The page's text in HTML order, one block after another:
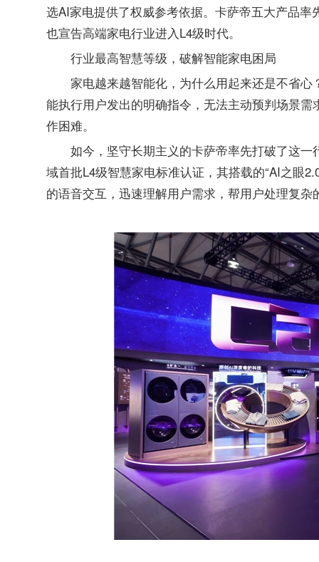
选AI家电提供了权威参考依据。卡萨帝五大产品
也宣告高端家电行业进入L4级时代。
行业最高智慧等级，破解智能家电困局
家电越来越智能化，为什么用起来还是不省
能执行用户发出的明确指令，无法主动预判场景
作困难。
如今，坚守长期主义的卡萨帝率先打破了这
域首批L4级智慧家电标准认证，其搭载的“AI之眼
的语音交互，迅速理解用户需求，帮用户处理复